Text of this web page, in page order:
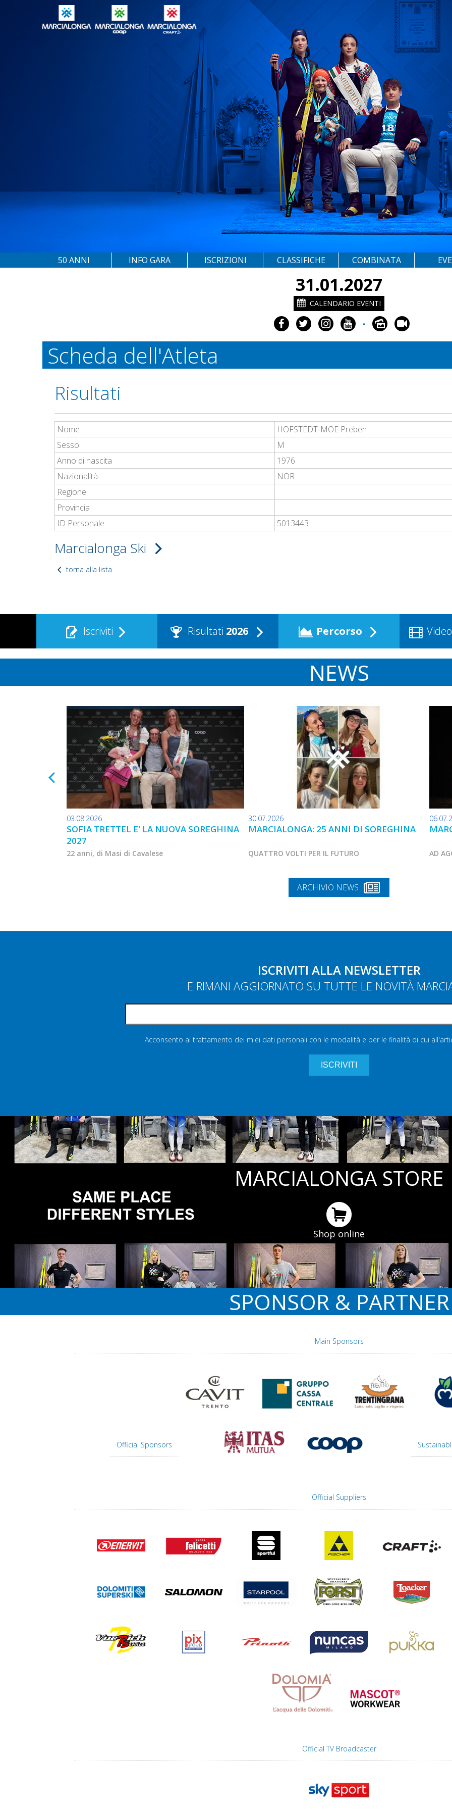
50 ANNI INFO GARA ISCRIZIONI CLASSIFICHE COMBINATA
31.01.2027
CALENDARIO EVENTI
•
Scheda dell'Atleta
Risultati
Nome
HOFSTEDT-MOE Preben
Sesso
M
Anno di nascita
1976
Nazionalità
NOR
Regione
Provincia
ID Personale
5013443
Marcialonga Ski
torna alla lista
Iscriviti Risultati 2026 Percorso Video
NEWS
03.08.2026
SOFIA TRETTEL E' LA NUOVA SOREGHINA
2027
22 anni, di Masi di Cavalese
30.07.2026
MARCIALONGA: 25 ANNI DI SOREGHINA
QUATTRO VOLTI PER IL FUTURO AD
ARCHIVIO NEWS
ISCRIVITI ALLA NEWSLETTER
E RIMANI AGGIORNATO SU TUTTE LE NOVITÀ
Acconsento al trattamento dei miei dati personali con le modalità e per le finalità di cui
MARCIALONGA STORE
Shop online
SPONSOR & PARTNER
Main Sponsors
Official Sponsors
Official Suppliers
Official TV Broadcaster